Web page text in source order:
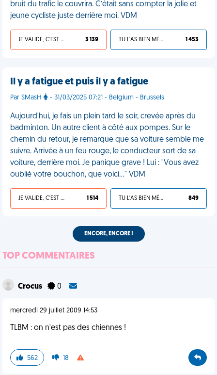
bruit du trafic le couvrira. C’était sans compter la jolie et
jeune cycliste juste derrière moi. VDM
JE VALIDE, C'EST UNE VDM 3 139 TU L'AS BIEN MÉRITÉ 1 453
Il y a fatigue et puis il y a fatigue
Par SMasH - 31/03/2025 07:21 - Belgium - Brussels
Aujourd'hui, je fais un plein tard le soir, crevée après du
badminton. Un autre client à côté aux pompes. Sur le
chemin du retour, je remarque que sa voiture semble me
suivre. Arrivée à un feu rouge, le conducteur sort de sa
voiture, derrière moi. Je panique grave ! Lui : "Vous avez
oublié votre bouchon, que voici…" VDM
JE VALIDE, C'EST UNE VDM 1 514 TU L'AS BIEN MÉRITÉ 849
ENCORE, ENCORE !
TOP COMMENTAIRES
Crocus 0
mercredi 29 juillet 2009 14:53
TLBM : on n'est pas des chiennes !
562 18